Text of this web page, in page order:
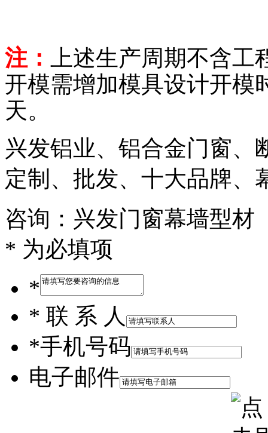
注：
上述生产周期不含
开模需增加模具设计开模
天。
兴发铝业、铝合金门窗、
定制、批发、十大品牌、
咨询：兴发门窗幕墙型材
* 为必填项
*
* 联 系 人
*手机号码
电子邮件